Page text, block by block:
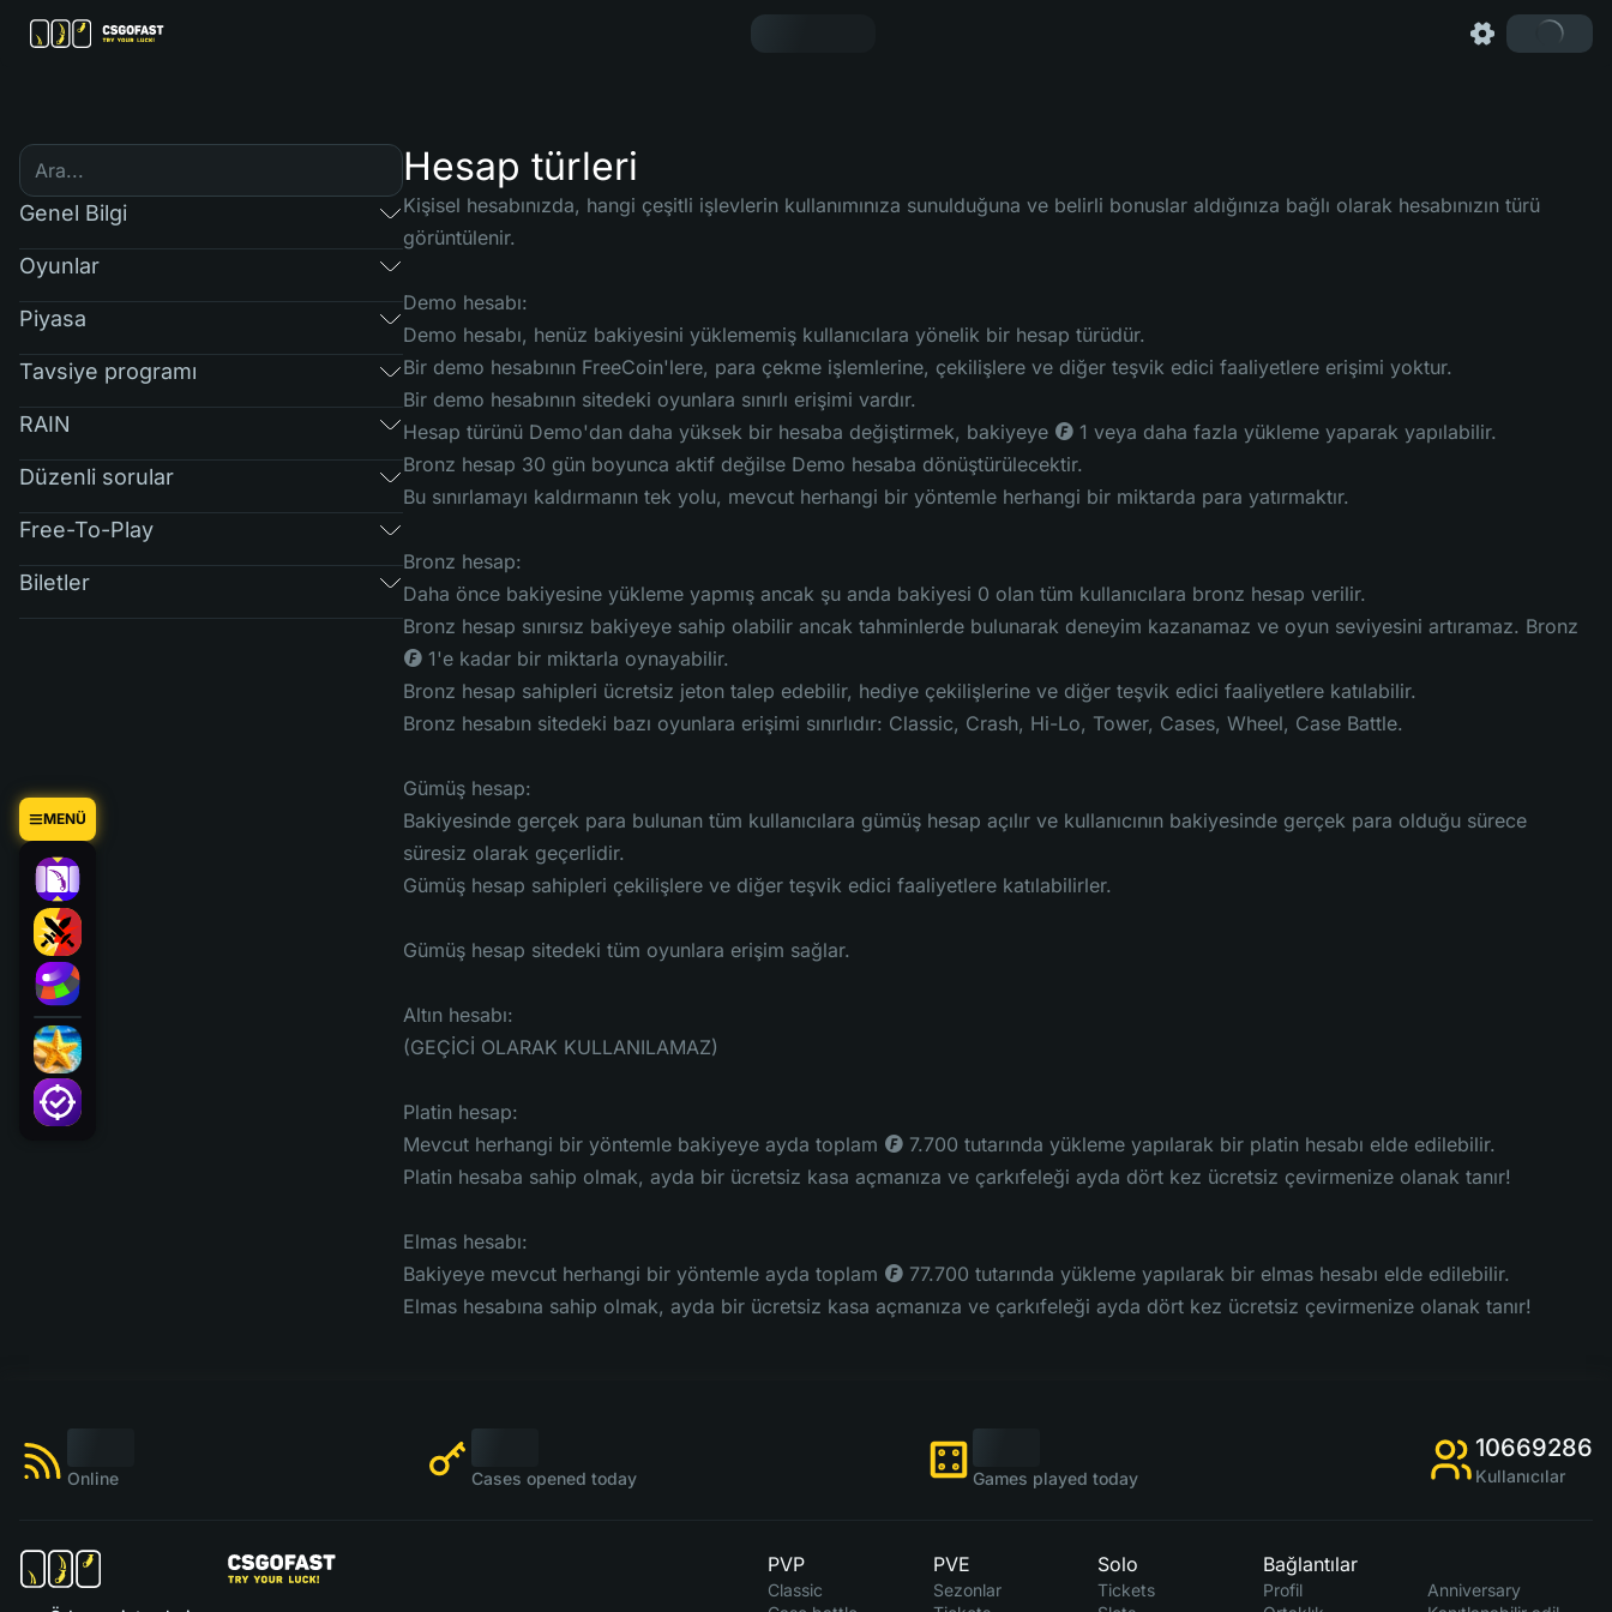
MENÜ
Genel Bilgi
Oyunlar
Piyasa
Tavsiye programı
RAIN
Düzenli sorular
Free-To-Play
Biletler
Hesap türleri
Kişisel hesabınızda, hangi çeşitli işlevlerin kullanımınıza sunulduğuna ve belirli bonuslar aldığınıza bağlı olarak hesabınızın türü
görüntülenir.
Demo hesabı:
Demo hesabı, henüz bakiyesini yüklememiş kullanıcılara yönelik bir hesap türüdür.
Bir demo hesabının FreeCoin'lere, para çekme işlemlerine, çekilişlere ve diğer teşvik edici faaliyetlere erişimi yoktur.
Bir demo hesabının sitedeki oyunlara sınırlı erişimi vardır.
Hesap türünü Demo'dan daha yüksek bir hesaba değiştirmek, bakiyeye ◎ 1 veya daha fazla yükleme yaparak yapılabilir.
Bronz hesap 30 gün boyunca aktif değilse Demo hesaba dönüştürülecektir.
Bu sınırlamayı kaldırmanın tek yolu, mevcut herhangi bir yöntemle herhangi bir miktarda para yatırmaktır.
Bronz hesap:
Daha önce bakiyesine yükleme yapmış ancak şu anda bakiyesi 0 olan tüm kullanıcılara bronz hesap verilir.
Bronz hesap sınırsız bakiyeye sahip olabilir ancak tahminlerde bulunarak deneyim kazanamaz ve oyun seviyesini artıramaz. Bronz
◎ 1'e kadar bir miktarla oynayabilir.
Bronz hesap sahipleri ücretsiz jeton talep edebilir, hediye çekilişlerine ve diğer teşvik edici faaliyetlere katılabilir.
Bronz hesabın sitedeki bazı oyunlara erişimi sınırlıdır: Classic, Crash, Hi-Lo, Tower, Cases, Wheel, Case Battle.
Gümüş hesap:
Bakiyesinde gerçek para bulunan tüm kullanıcılara gümüş hesap açılır ve kullanıcının bakiyesinde gerçek para olduğu sürece
süresiz olarak geçerlidir.
Gümüş hesap sahipleri çekilişlere ve diğer teşvik edici faaliyetlere katılabilirler.
Gümüş hesap sitedeki tüm oyunlara erişim sağlar.
Altın hesabı:
(GEÇİCİ OLARAK KULLANILAMAZ)
Platin hesap:
Mevcut herhangi bir yöntemle bakiyeye ayda toplam ◎ 7.700 tutarında yükleme yapılarak bir platin hesabı elde edilebilir.
Platin hesaba sahip olmak, ayda bir ücretsiz kasa açmanıza ve çarkıfeleği ayda dört kez ücretsiz çevirmenize olanak tanır!
Elmas hesabı:
Bakiyeye mevcut herhangi bir yöntemle ayda toplam ◎ 77.700 tutarında yükleme yapılarak bir elmas hesabı elde edilebilir.
Elmas hesabına sahip olmak, ayda bir ücretsiz kasa açmanıza ve çarkıfeleği ayda dört kez ücretsiz çevirmenize olanak tanır!
Online Cases opened today Games played today
10669286
Kullanıcılar
PVP
Classic
PVE
Sezonlar
Solo
Tickets
Bağlantılar
Profil
Anniversary